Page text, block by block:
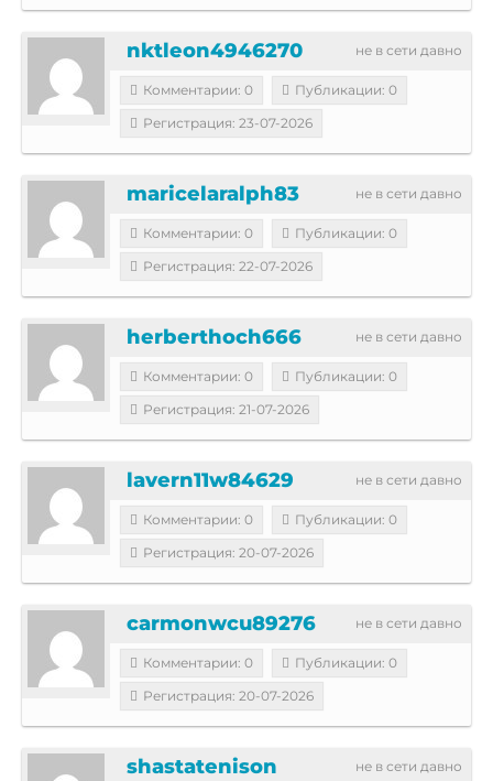
не в сети давно
nktleon4946270
Комментарии: 0
Публикации: 0
Регистрация: 23-07-2026
не в сети давно
maricelaralph83
Комментарии: 0
Публикации: 0
Регистрация: 22-07-2026
не в сети давно
herberthoch666
Комментарии: 0
Публикации: 0
Регистрация: 21-07-2026
не в сети давно
lavern11w84629
Комментарии: 0
Публикации: 0
Регистрация: 20-07-2026
не в сети давно
carmonwcu89276
Комментарии: 0
Публикации: 0
Регистрация: 20-07-2026
не в сети давно
shastatenison